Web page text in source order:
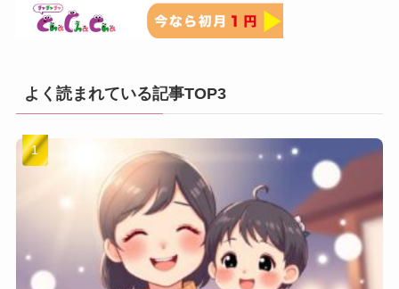
よく読まれている記事TOP3